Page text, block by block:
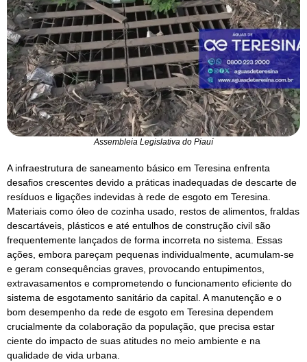
Assembleia Legislativa do Piauí
A infraestrutura de saneamento básico em Teresina enfrenta
desafios crescentes devido a práticas inadequadas de descarte de
resíduos e ligações indevidas à rede de esgoto em Teresina.
Materiais como óleo de cozinha usado, restos de alimentos, fraldas
descartáveis, plásticos e até entulhos de construção civil são
frequentemente lançados de forma incorreta no sistema. Essas
ações, embora pareçam pequenas individualmente, acumulam-se
e geram consequências graves, provocando entupimentos,
extravasamentos e comprometendo o funcionamento eficiente do
sistema de esgotamento sanitário da capital. A manutenção e o
bom desempenho da rede de esgoto em Teresina dependem
crucialmente da colaboração da população, que precisa estar
ciente do impacto de suas atitudes no meio ambiente e na
qualidade de vida urbana.